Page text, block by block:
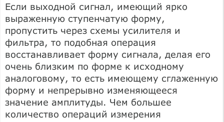
Если выходной сигнал, имеющий ярко
выраженную ступенчатую форму,
пропустить через схемы усилителя и
фильтра, то подобная операция
восстанавливает форму сигнала, делая его
очень близким по форме к исходному
аналоговому, то есть имеющему сглаженную
форму и непрерывно изменяющееся
значение амплитуды. Чем большее
количество операций измерения